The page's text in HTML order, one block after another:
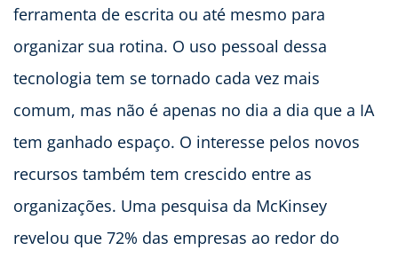
ferramenta de escrita ou até mesmo para
organizar sua rotina. O uso pessoal dessa
tecnologia tem se tornado cada vez mais
comum, mas não é apenas no dia a dia que a IA
tem ganhado espaço. O interesse pelos novos
recursos também tem crescido entre as
organizações. Uma pesquisa da McKinsey
revelou que 72% das empresas ao redor do